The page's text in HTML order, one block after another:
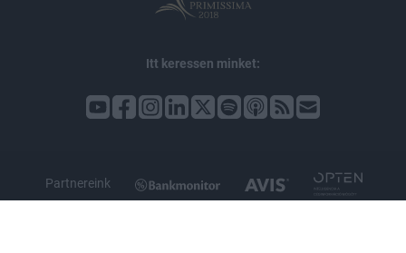
Itt keressen minket:
Partnereink